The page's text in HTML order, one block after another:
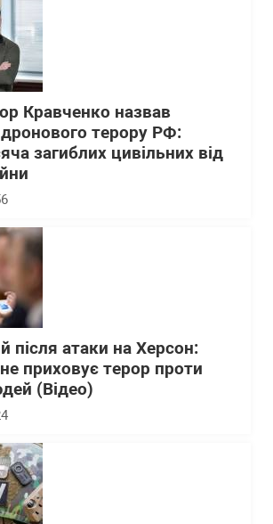
Кравченко назвав
терору РФ:
загиблих цивільних від
після атаки на Херсон:
приховує терор проти
(Відео)